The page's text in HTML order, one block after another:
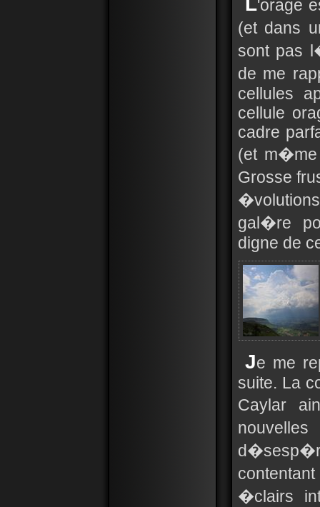
'orage
(et dans
sont pas
de me
cellules
cellule
cadre
(et
Grosse
gal�re
digne de
Je me
suite. La
Caylar
�clairs